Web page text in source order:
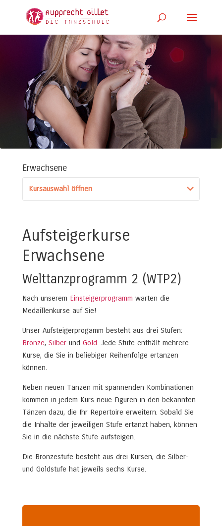
Erwachsene
Kursauswahl öffnen
Aufsteigerkurse
Erwachsene
Welttanzprogramm 2 (WTP2)
Nach unserem Einsteigerprogramm warten die
Medaillenkurse auf Sie!
Unser Aufsteigerprogamm besteht aus drei Stufen:
Bronze, Silberund Gold. Jede Stufe enthält mehrere
Kurse, die Sie in beliebiger Reihenfolge ertanzen
können.
Neben neuen Tänzen mit spannenden Kombinationen
kommen in jedem Kurs neue Figuren in den bekannten
Tänzen dazu, die Ihr Repertoire erweitern. Sobald Sie
die Inhalte der jeweiligen Stufe ertanzt haben, können
Sie in die nächste Stufe aufsteigen.
Die Bronzestufe besteht aus drei Kursen, die Silber-
und Goldstufe hat jeweils sechs Kurse.